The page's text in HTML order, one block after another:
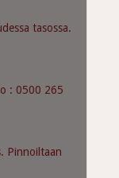
tasossa.
: 0500 265
Pinnoiltaan